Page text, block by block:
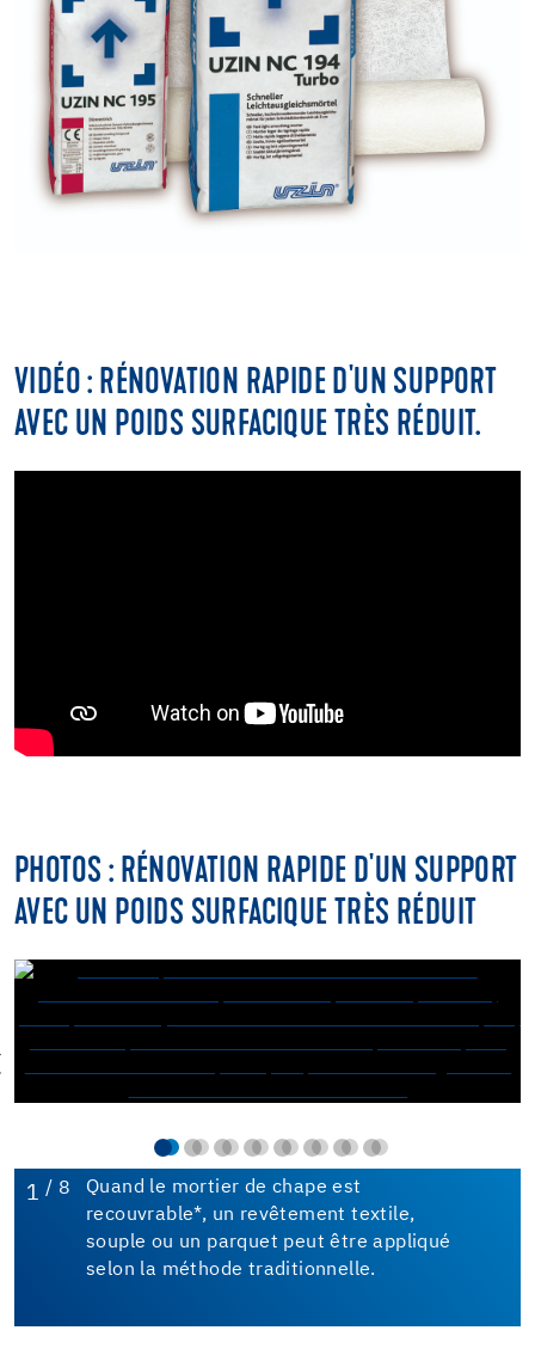
VIDÉO : RÉNOVATION RAPIDE D'UN SUPPORT
AVEC UN POIDS SURFACIQUE TRÈS RÉDUIT.
PHOTOS : RÉNOVATION RAPIDE D'UN SUPPORT
AVEC UN POIDS SURFACIQUE TRÈS RÉDUIT
1 / 8
Quand le mortier de chape est
recouvrable*, un revêtement textile,
souple ou un parquet peut être appliqué
selon la méthode traditionnelle.